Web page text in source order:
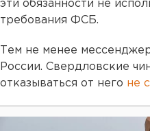
эти обязанности не
требования ФСБ.
Тем не менее
России. Свердловские
отказываться от него не